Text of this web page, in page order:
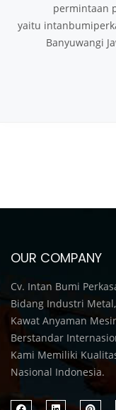
permintaan
yaitu
Banyuwangi
OUR COMPANY
Cv. Intan Bumi
Bidang Industri
Kawat Anyaman
Berstandar
Kami Memiliki
Nasional Indonesia.